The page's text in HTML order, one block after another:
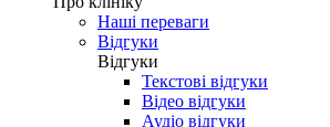
Наші переваги
Відгуки
Відгуки
Текстові відгуки
Відео відгуки
Аудіо відгуки